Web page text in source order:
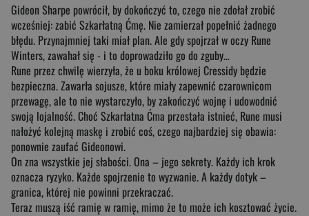
Gideon Sharpe powrócił, by dokończyć to, czego nie zdołał zrobić
wcześniej: zabić Szkarłatną Ćmę. Nie zamierzał popełnić żadnego
błędu. Przynajmniej taki miał plan. Ale gdy spojrzał w oczy Rune
Winters, zawahał się - i to doprowadziło go do zguby…
Rune przez chwilę wierzyła, że u boku królowej Cressidy będzie
bezpieczna. Zawarła sojusze, które miały zapewnić czarownicom
przewagę, ale to nie wystarczyło, by zakończyć wojnę i udowodnić
swoją lojalność. Choć Szkarłatna Ćma przestała istnieć, Rune musi
nałożyć kolejną maskę i zrobić coś, czego najbardziej się obawia:
ponownie zaufać Gideonowi.
On zna wszystkie jej słabości. Ona – jego sekrety. Każdy ich krok
oznacza ryzyko. Każde spojrzenie to wyzwanie. A każdy dotyk –
granica, której nie powinni przekraczać.
Teraz muszą iść ramię w ramię, mimo że to może ich kosztować życie.